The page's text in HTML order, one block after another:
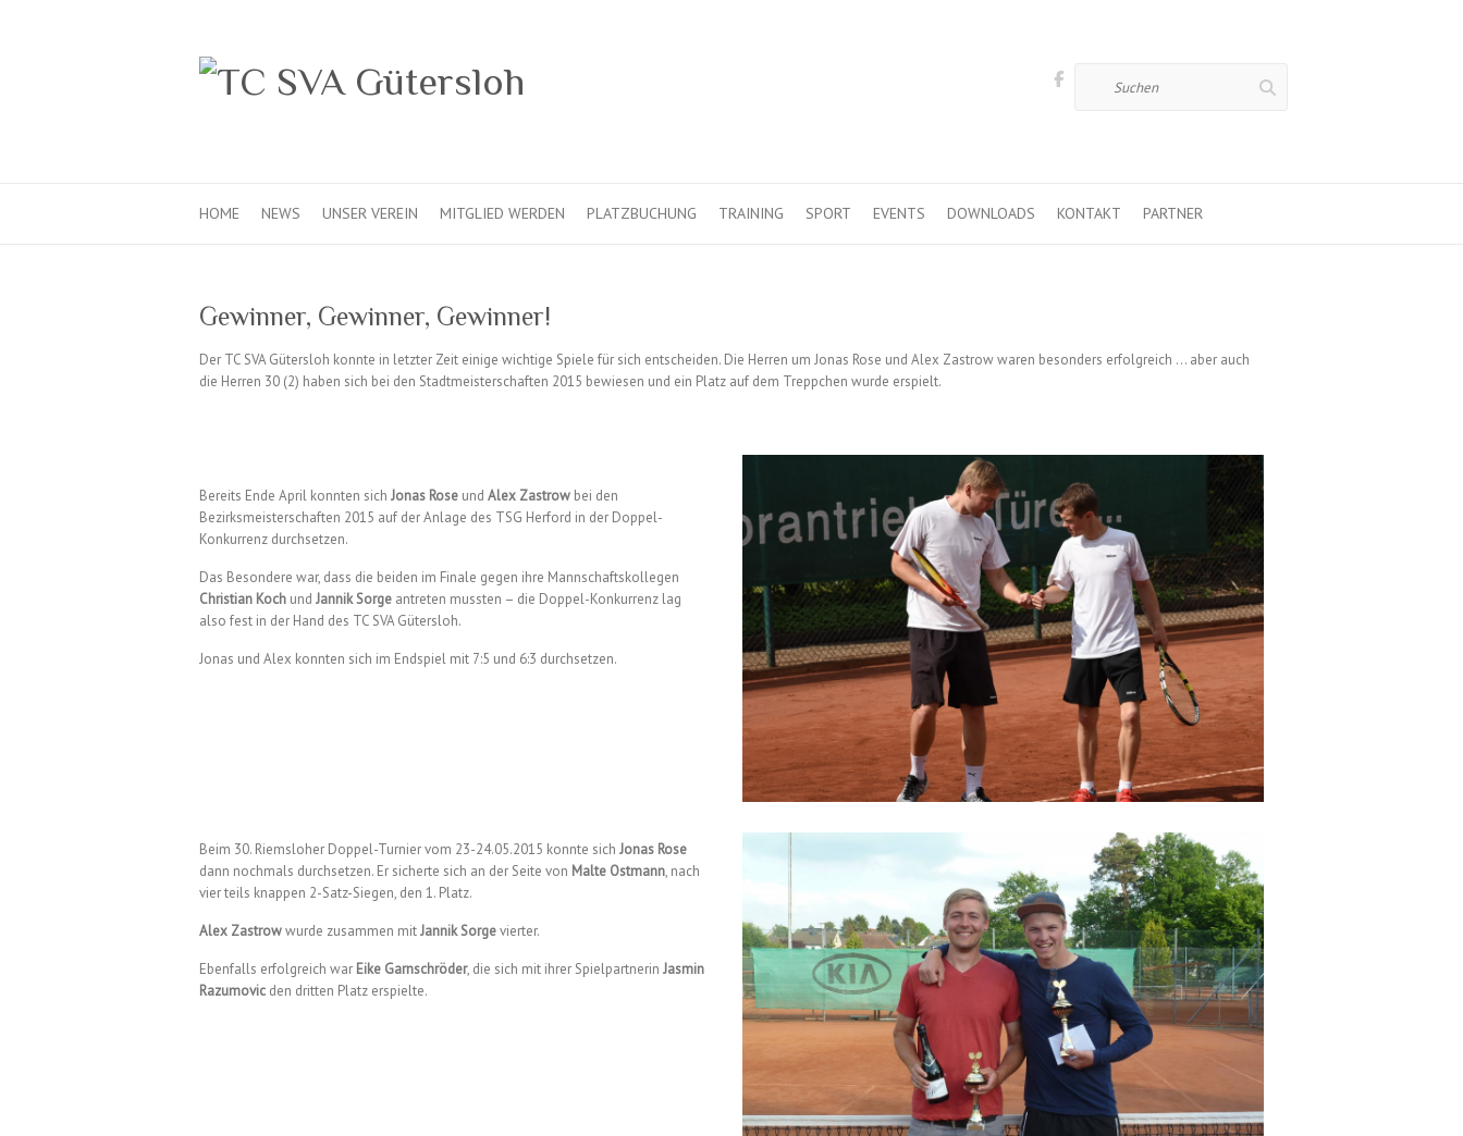
HOME NEWS UNSER VEREIN MITGLIED WERDEN PLATZBUCHUNG TRAINING SPORT EVENTS DOWNLOADS KONTAKT PARTNER
Gewinner, Gewinner, Gewinner!
Der TC SVA Gütersloh konnte in letzter Zeit einige wichtige Spiele für sich entscheiden. Die Herren um Jonas Rose und Alex Zastrow waren besonders erfolgreich … aber auch
die Herren 30 (2) haben sich bei den Stadtmeisterschaften 2015 bewiesen und ein Platz auf dem Treppchen wurde erspielt.
Bereits Ende April konnten sich Jonas Rose und Alex Zastrow bei den
Bezirksmeisterschaften 2015 auf der Anlage des TSG Herford in der Doppel-
Konkurrenz durchsetzen.
Das Besondere war, dass die beiden im Finale gegen ihre Mannschaftskollegen
Christian Koch und Jannik Sorge antreten mussten – die Doppel-Konkurrenz lag
also fest in der Hand des TC SVA Gütersloh.
Jonas und Alex konnten sich im Endspiel mit 7:5 und 6:3 durchsetzen.
Beim 30. Riemsloher Doppel-Turnier vom 23-24.05.2015 konnte sich Jonas Rose
dann nochmals durchsetzen. Er sicherte sich an der Seite von Malte Ostmann, nach
vier teils knappen 2-Satz-Siegen, den 1. Platz.
Alex Zastrowwurde zusammen mitJannik Sorgevierter.
Ebenfalls erfolgreich war Eike Garnschröder, die sich mit ihrer Spielpartnerin Jasmin
Razumovic den dritten Platz erspielte.